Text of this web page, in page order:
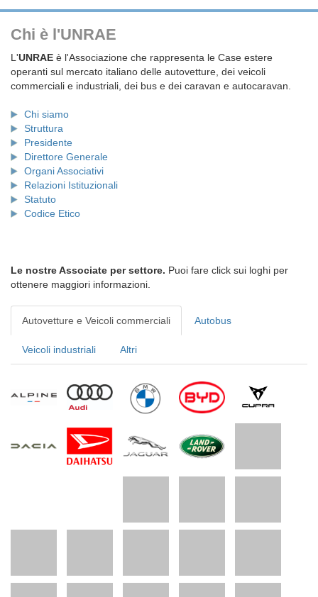
Chi è l'UNRAE
L'UNRAE è l'Associazione che rappresenta le Case estere
operanti sul mercato italiano delle autovetture, dei veicoli
commerciali e industriali, dei bus e dei caravan e autocaravan.
Chi siamo
Struttura
Presidente
Direttore Generale
Organi Associativi
Relazioni Istituzionali
Statuto
Codice Etico
Le nostre Associate per settore. Puoi fare click sui loghi per
ottenere maggiori informazioni.
Autovetture e Veicoli commerciali Autobus
Veicoli industriali Altri